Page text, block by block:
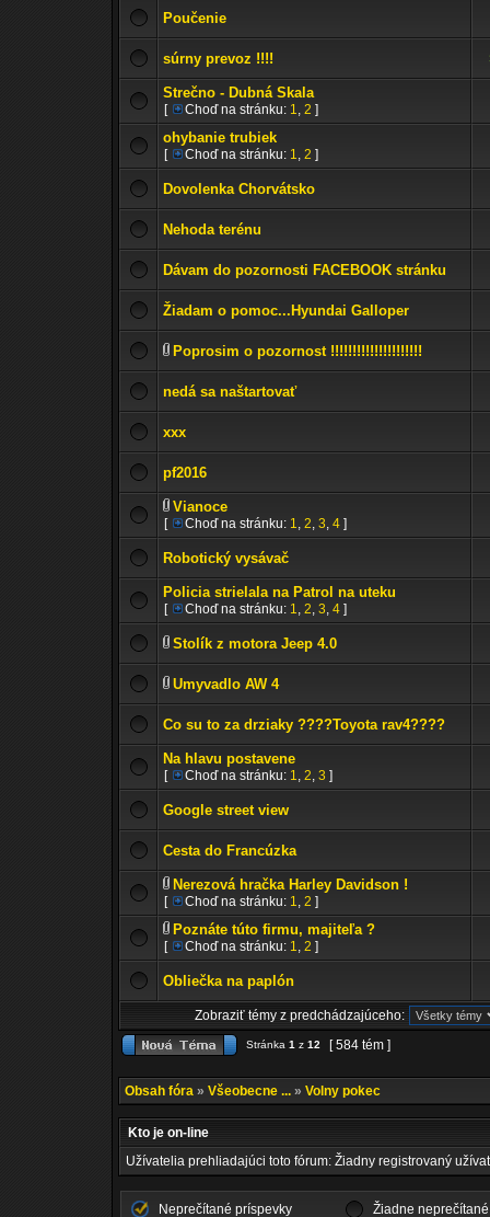
Poučenie
súrny prevoz !!!!
Strečno - Dubná Skala
[ Choď na stránku: 1, 2 ]
ohybanie trubiek
[ Choď na stránku: 1, 2 ]
Dovolenka Chorvátsko
Nehoda terénu
Dávam do pozornosti FACEBOOK stránku
Žiadam o pomoc...Hyundai Galloper
Poprosim o pozornost !!!!!!!!!!!!!!!!!!!!!
nedá sa naštartovať
xxx
pf2016
Vianoce
[ Choď na stránku: 1, 2, 3, 4 ]
Robotický vysávač
Policia strielala na Patrol na uteku
[ Choď na stránku: 1, 2, 3, 4 ]
Stolík z motora Jeep 4.0
Umyvadlo AW 4
Co su to za drziaky ????Toyota rav4????
Na hlavu postavene
[ Choď na stránku: 1, 2, 3 ]
Google street view
Cesta do Francúzka
Nerezová hračka Harley Davidson !
[ Choď na stránku: 1, 2 ]
Poznáte túto firmu, majiteľa ?
[ Choď na stránku: 1, 2 ]
Obliečka na paplón
Zobraziť témy z predchádzajúceho:
Stránka 1 z 12 [ 584 tém ]
Obsah fóra » Všeobecne ... » Volny pokec
Kto je on-line
Užívatelia prehliadajúci toto fórum: Žiadny registrovaný
Neprečítané príspevky Žiadne